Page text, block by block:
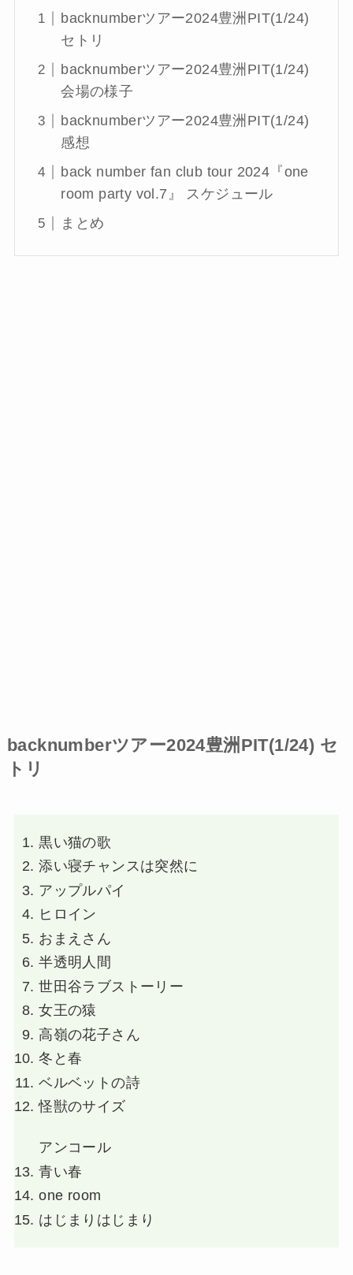
backnumberツアー2024豊洲PIT(1/24)
セトリ
backnumberツアー2024豊洲PIT(1/24)
会場の様子
backnumberツアー2024豊洲PIT(1/24)
感想
back number fan club tour 2024『one
room party vol.7』 スケジュール
まとめ
backnumberツアー2024豊洲PIT(1/24) セ
トリ
黒い猫の歌
添い寝チャンスは突然に
アップルパイ
ヒロイン
おまえさん
半透明人間
世田谷ラブストーリー
女王の猿
高嶺の花子さん
冬と春
ベルベットの詩
怪獣のサイズ
アンコール
青い春
one room
はじまりはじまり